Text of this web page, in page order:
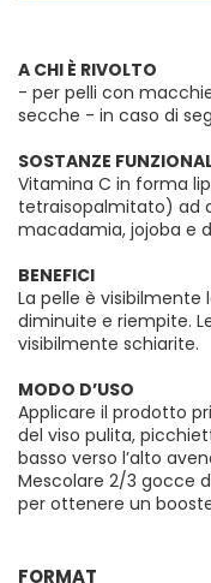
A CHI È RIVOLTO
- per pelli con
secche - in caso di
SOSTANZE
Vitamina C in forma
tetraisopalmitato) ad
macadamia, jojoba e
BENEFICI
La pelle è visibilmente
diminuite e riempite.
visibilmente schiarite.
MODO D’USO
Applicare il prodotto
del viso pulita,
basso verso l’alto
Mescolare 2/3 gocce
per ottenere un
FORMAT